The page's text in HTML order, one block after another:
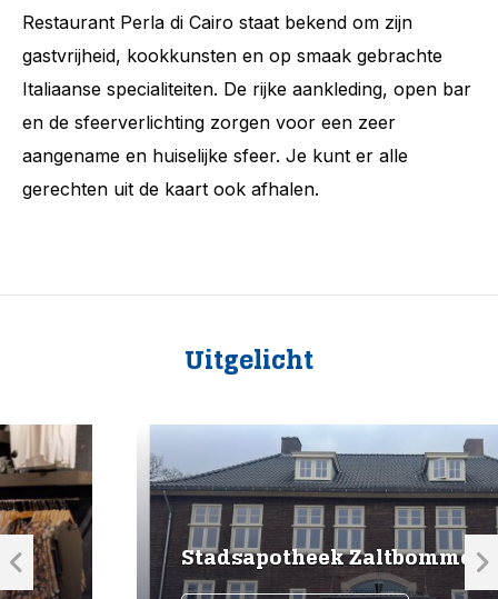
Restaurant Perla di Cairo staat bekend om zijn
gastvrijheid, kookkunsten en op smaak gebrachte
Italiaanse specialiteiten. De rijke aankleding, open bar
en de sfeerverlichting zorgen voor een zeer
aangename en huiselijke sfeer. Je kunt er alle
gerechten uit de kaart ook afhalen.
Uitgelicht
Stadsapotheek Zaltbommel